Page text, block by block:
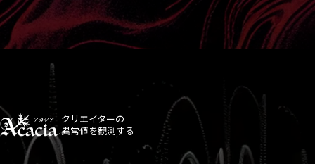
クリエイターの
異常値を観測する